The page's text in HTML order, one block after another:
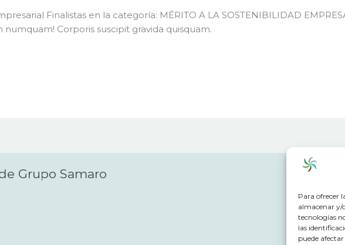
Para ofrecer
almacenar y/
tecnologías
las
puede
Finalistas en la categoría: MÉRITO A LA SOSTENIBILIDAD
Corporis suscipit gravida quisquam.
Grupo Samaro